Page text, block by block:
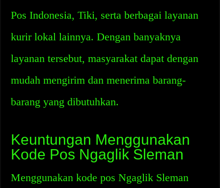
Pos Indonesia, Tiki, serta berbagai layanan
kurir lokal lainnya. Dengan banyaknya
layanan tersebut, masyarakat dapat dengan
mudah mengirim dan menerima barang-
barang yang dibutuhkan.
Keuntungan Menggunakan
Kode Pos Ngaglik Sleman
Menggunakan kode pos Ngaglik Sleman